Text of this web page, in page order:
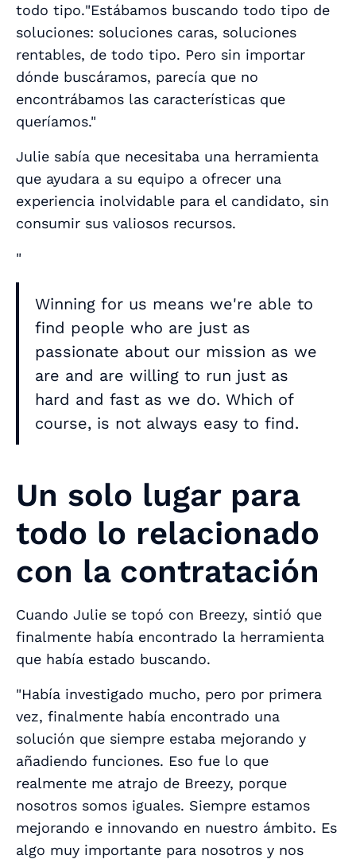
todo tipo."Estábamos buscando todo tipo de
soluciones: soluciones caras, soluciones
rentables, de todo tipo. Pero sin importar
dónde buscáramos, parecía que no
encontrábamos las características que
queríamos."
Julie sabía que necesitaba una herramienta
que ayudara a su equipo a ofrecer una
experiencia inolvidable para el candidato, sin
consumir sus valiosos recursos.
"
Winning for us means we're able to
find people who are just as
passionate about our mission as we
are and are willing to run just as
hard and fast as we do. Which of
course, is not always easy to find.
Un solo lugar para
todo lo relacionado
con la contratación
Cuando Julie se topó con Breezy, sintió que
finalmente había encontrado la herramienta
que había estado buscando.
"Había investigado mucho, pero por primera
vez, finalmente había encontrado una
solución que siempre estaba mejorando y
añadiendo funciones. Eso fue lo que
realmente me atrajo de Breezy, porque
nosotros somos iguales. Siempre estamos
mejorando e innovando en nuestro ámbito. Es
algo muy importante para nosotros y nos